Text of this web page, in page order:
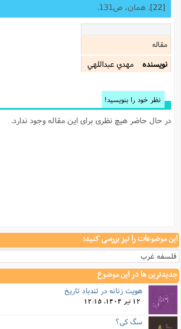
. همان، ص131.
مقاله
نویسنده
مهدي عبداللهي
نظر خود را بنویسید!
در حال حاضر هیچ نظری برای این مقاله وجود ندارد.
این موضوعات را نیز بررسی کنید:
فلسفه غرب
جدیدترین ها در این موضوع
هویت زنانه در تندباد تاریخ
12 تیر 1404, 12:15
سگ کی؟